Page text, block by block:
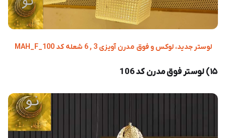
لوستر جدید، لوکس و فوق مدرن آویزی 3 , 6 شعله کد MAH_F_100
۱۵) لوستر فوق مدرن کد 106